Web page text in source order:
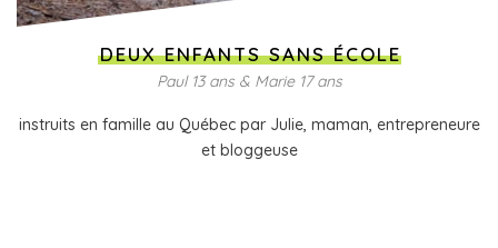
DEUX ENFANTS SANS ÉCOLE
Paul 13 ans & Marie 17 ans
instruits en famille au Québec par Julie, maman, entrepreneure
et bloggeuse